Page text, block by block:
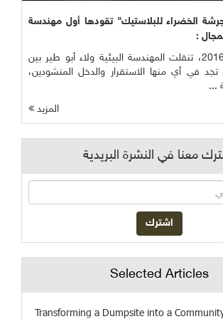
الخضراء للبلاستيك" تقودها أول مهندسة
:
منذ تخرجها عام 2016، تنقلت المهندسة البيئية ولاء أبو طير بين
في أي منها الاستقرار والدخل المنشودين،
...
المزيد
معنا في النشرة البريدية
Selected Articles
Transforming a Dumpsite into a